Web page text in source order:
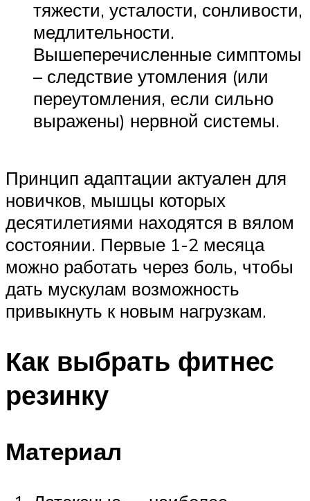
тяжести, усталости, сонливости,
медлительности.
Вышеперечисленные симптомы
– следствие утомления (или
переутомления, если сильно
выражены) нервной системы.
Принцип адаптации актуален для
новичков, мышцы которых
десятилетиями находятся в вялом
состоянии. Первые 1-2 месяца
можно работать через боль, чтобы
дать мускулам возможность
привыкнуть к новым нагрузкам.
Как выбрать фитнес
резинку
Материал